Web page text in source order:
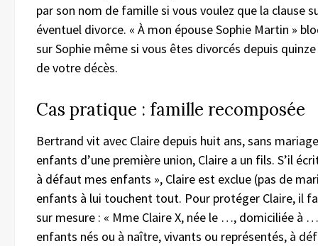
par son nom de famille si vous voulez que la clause
éventuel divorce. « À mon épouse Sophie Martin »
sur Sophie même si vous êtes divorcés depuis
de votre décès.
Cas pratique : famille recomposée
Bertrand vit avec Claire depuis huit ans, sans
enfants d’une première union, Claire a un fils. S’il
à défaut mes enfants », Claire est exclue (pas de
enfants à lui touchent tout. Pour protéger Claire, il
sur mesure : « Mme Claire X, née le …, domiciliée à
enfants nés ou à naître, vivants ou représentés, à